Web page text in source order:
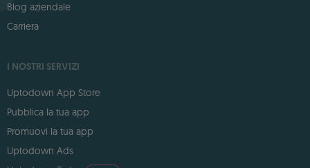
Blog aziendale
Carriera
I NOSTRI SERVIZI
Uptodown App Store
Pubblica la tua app
Promuovi la tua app
Uptodown Ads